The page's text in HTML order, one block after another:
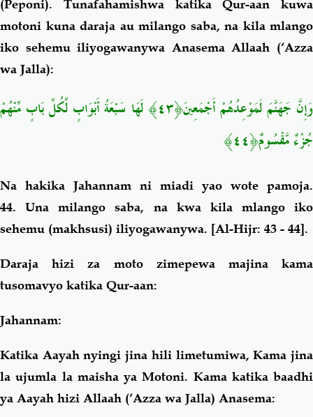
(Peponi). Tunafahamishwa katika Qur-aan kuwa
motoni kuna daraja au milango saba, na kila mlango
iko sehemu iliyogawanywa Anasema Allaah (‘Azza
wa Jalla):
وَإِنَّ جَهَنَّمَ لَمَوْعِدُهُمْ أَجْمَعِينَ﴿٤٣﴾ لَهَا سَبْعَةُ أَبْوَابٍ لِّكُلِّ بَابٍ مِّنْهُمْ
جُزْءٌ مَّقْسُومٌ﴿٤٤﴾
Na hakika Jahannam ni miadi yao wote pamoja.
44. Una milango saba, na kwa kila mlango iko
sehemu (makhsusi) iliyogawanywa. [Al-Hijr: 43 - 44].
Daraja hizi za moto zimepewa majina kama
tusomavyo katika Qur-aan:
Jahannam:
Katika Aayah nyingi jina hili limetumiwa, Kama jina
la ujumla la maisha ya Motoni. Kama katika baadhi
ya Aayah hizi Allaah (‘Azza wa Jalla) Anasema: